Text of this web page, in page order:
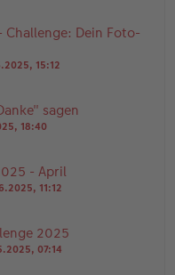
Challenge: Dein Foto-
15:12
sagen
18:40
- April
11:12
2025
07:14